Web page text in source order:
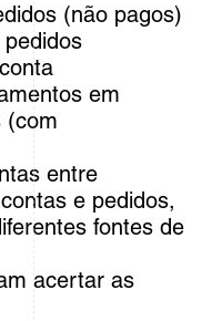
(não pagos)
em
(com
entre
e pedidos,
fontes de
acertar as